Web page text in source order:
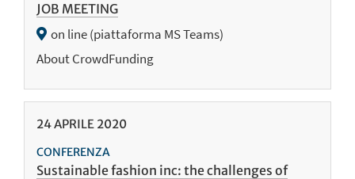
JOB MEETING
on line (piattaforma MS Teams)
About CrowdFunding
24APRILE 2020
CONFERENZA
Sustainable fashion inc: the challenges of